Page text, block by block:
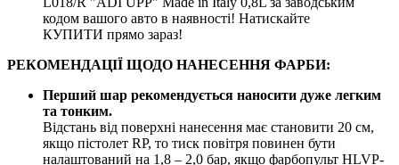
кодом вашого авто в наявності! Натискайте
КУПИТИ прямо зараз!
РЕКОМЕНДАЦІЇ ЩОДО НАНЕСЕННЯ ФАРБИ:
Перший шар рекомендується наносити дуже легким
та тонким.
Відстань від поверхні нанесення має становити 20 см,
якщо пістолет RP, то тиск повітря повинен бути
налаштований на 1,8 – 2,0 бар, якщо фарбопульт HLVP-